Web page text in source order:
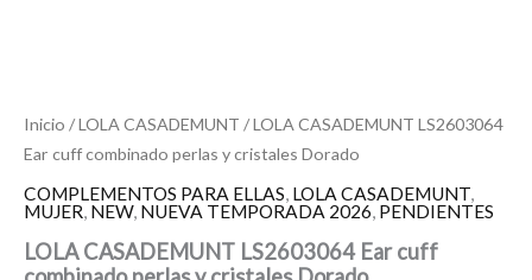
Inicio /LOLA CASADEMUNT / LOLA CASADEMUNT LS2603064
Ear cuff combinado perlas y cristales Dorado
COMPLEMENTOS PARA ELLAS, LOLA CASADEMUNT,
MUJER, NEW, NUEVA TEMPORADA 2026, PENDIENTES
LOLA CASADEMUNT LS2603064 Ear cuff